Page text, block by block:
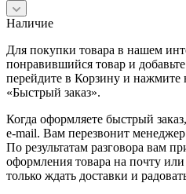
Наличие
Для покупки товара в нашем
понравившийся товар и
перейдите в Корзину и нажмите
«Быстрый заказ».
Когда оформляете быстрый
e-mail. Вам перезвонит менеджер
По результатам разговора вам
оформления товара на почту
только ждать доставки и